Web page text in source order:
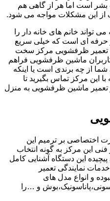
بشر است اما هر از گاهی هم
از این مشکلات مواجه می شود.
تواند خانم های خانه دار را
حرفه ای است که خیلی سریع
تعمیر ظرفشویی مرکز سخت
کاربران ماشین ظرفشویی فراهم
از چه برندی است یا اینکه
این مرکز تماس بگیرید تا
تعمیر ماشین ظرفشویی به منزل
اختصاصی بر ترمیم این
این مرکز به گونه انتخاب
این دستگاه آشنایی کامل
نمایندگی تعمیر
و انواع مدل های
و …را